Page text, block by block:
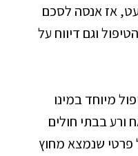
אז אנסה לסכם
וגם דיווח על
מיוחד במינו
ורע בבתי חולים
פרטי שנמצא מחוץ